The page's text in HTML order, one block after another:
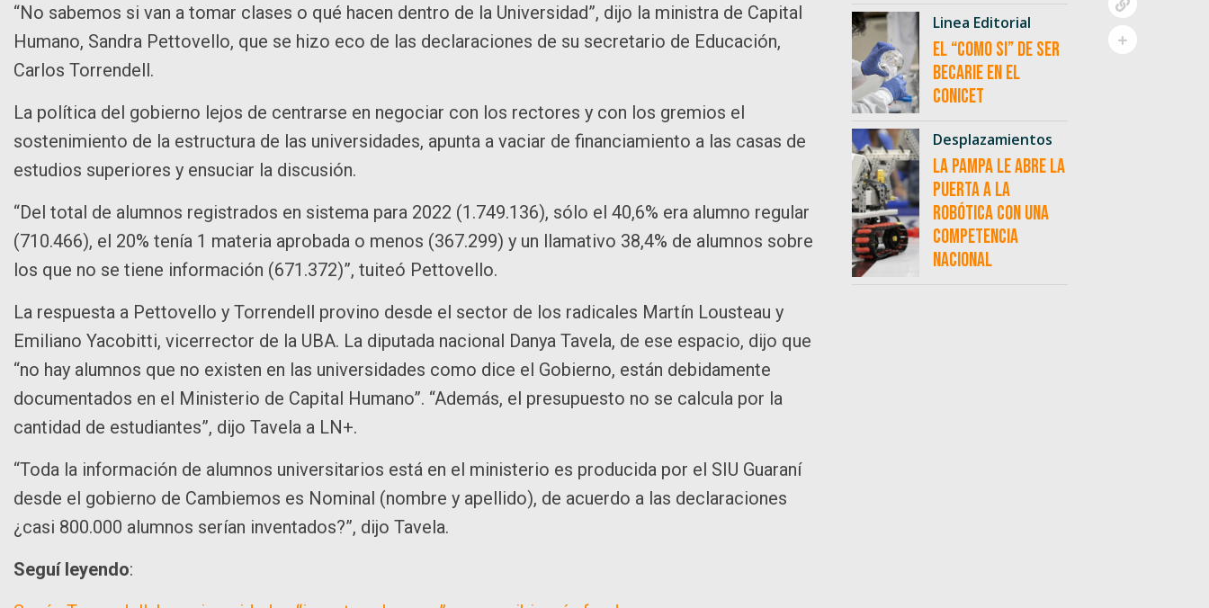
“No sabemos si van a tomar clases o qué hacen dentro de la Universidad”, dijo la ministra de Capital
Humano, Sandra Pettovello, que se hizo eco de las declaraciones de su secretario de Educación,
Carlos Torrendell.
La política del gobierno lejos de centrarse en negociar con los rectores y con los gremios el
sostenimiento de la estructura de las universidades, apunta a vaciar de financiamiento a las casas de
estudios superiores y ensuciar la discusión.
“Del total de alumnos registrados en sistema para 2022 (1.749.136), sólo el 40,6% era alumno regular
(710.466), el 20% tenía 1 materia aprobada o menos (367.299) y un llamativo 38,4% de alumnos sobre
los que no se tiene información (671.372)”, tuiteó Pettovello.
La respuesta a Pettovello y Torrendell provino desde el sector de los radicales Martín Lousteau y
Emiliano Yacobitti, vicerrector de la UBA. La diputada nacional Danya Tavela, de ese espacio, dijo que
“no hay alumnos que no existen en las universidades como dice el Gobierno, están debidamente
documentados en el Ministerio de Capital Humano”. “Además, el presupuesto no se calcula por la
cantidad de estudiantes”, dijo Tavela a LN+.
“Toda la información de alumnos universitarios está en el ministerio es producida por el SIU Guaraní
desde el gobierno de Cambiemos es Nominal (nombre y apellido), de acuerdo a las declaraciones
¿casi 800.000 alumnos serían inventados?”, dijo Tavela.
Seguí leyendo:
Linea Editorial
El “como si” de ser
becarie en el
CONICET
Desplazamientos
La Pampa le abre la
puerta a la
robótica con una
competencia
nacional